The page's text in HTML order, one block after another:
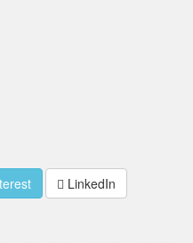
LinkedIn